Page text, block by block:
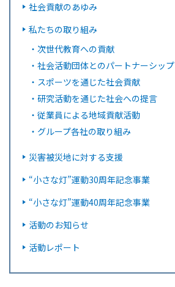
社会貢献のあゆみ
私たちの取り組み
・ 次世代教育への貢献
・ 社会活動団体とのパートナーシップ
・ スポーツを通じた社会貢献
・ 研究活動を通じた社会への提言
・ 従業員による地域貢献活動
・ グループ各社の取り組み
災害被災地に対する支援
“小さな灯”運動30周年記念事業
“小さな灯”運動40周年記念事業
活動のお知らせ
活動レポート